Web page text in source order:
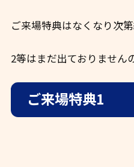
ご来場特典はなくなり次第
2等はまだ出ておりません
ご来場特典1